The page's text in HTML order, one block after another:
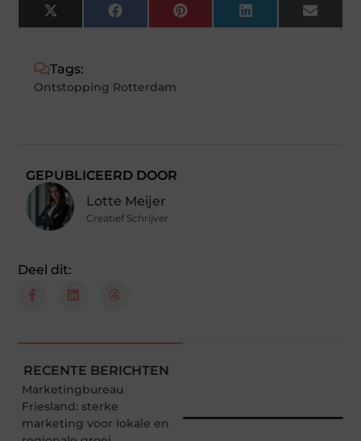
X
(Twitter)
FacebookPinterestLinkedIn Email
Tags:
Ontstopping Rotterdam
GEPUBLICEERD DOOR
Lotte Meijer
Creatief Schrijver
Deel dit:
RECENTE BERICHTEN
Marketingbureau
Friesland: sterke
marketing voor lokale en